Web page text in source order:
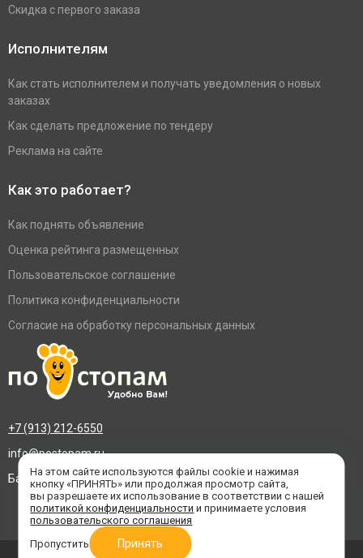
Скидка с первого заказа
Исполнителям
Как стать исполнителем и получать уведомления о новых
заказах
Как сделать предложение по тендеру
Реклама на сайте
Как это работает?
Как поднять объявление
Оценка рейтинга размещенных
Пользовательское соглашение
Политика конфиденциальности
Согласие на обработку персональных данных
+7 (913) 212-6550
info@postopam.ru
Барнаул, пр. Социалистический 109, оф.455
На этом сайте используются файлы cookie и нажимая
кнопку «ПРИНЯТЬ» или продолжая просмотр сайта,
вы разрешаете их использование в соответствии с нашей
политикой конфиденциальности и принимаете условия
пользовательского соглашения
Пропустить
Принять